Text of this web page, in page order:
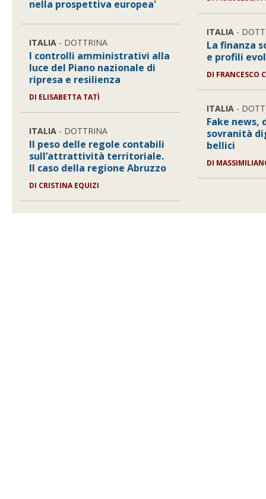
nella prospettiva europea'
ITALIA - DOTTRINA
I controlli amministrativi alla
luce del Piano nazionale di
ripresa e resilienza
DI ELISABETTA TATÌ
ITALIA - DOTTRINA
Il peso delle regole contabili
sull’attrattività territoriale.
Il caso della regione Abruzzo
DI CRISTINA EQUIZI
ITALIA -
La finanza
e profili
DI FRANCESCO
ITALIA -
Fake news,
sovranità
bellici
DI